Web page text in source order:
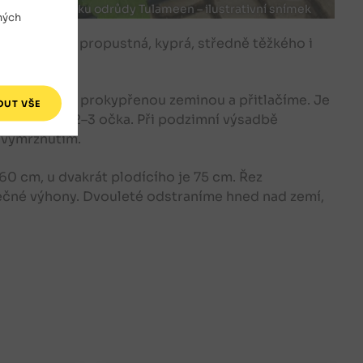
maliníku odrůdy Tulameen – ilustrativní snímek
propustná, kyprá, středně těžkého i
zasypeme prokypřenou zeminou a přitlačíme. Je
na 2–3 očka. Při podzimní výsadbě
cm, u dvakrát plodícího je 75 cm. Řez
výhony. Dvouleté odstraníme hned nad zemí,